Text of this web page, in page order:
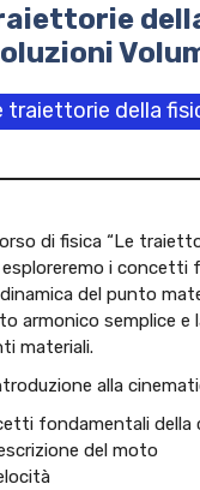
traiettorie della
di fisica “Le
i concetti
del punto
armonico semplice e
materiali.
alla
fondamentali della
del moto